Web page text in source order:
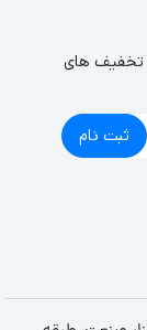
تخفیف های
ثبت نام